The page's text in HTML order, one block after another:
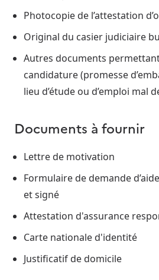
Photocopie de l’attestation
Original du casier judiciaire
Autres documents
candidature (promesse
lieu d’étude ou d’emploi mal
Documents à fournir
Lettre de motivation
Formulaire de demande
et signé
Attestation d'assurance
Carte nationale d'identité
Justificatif de domicile